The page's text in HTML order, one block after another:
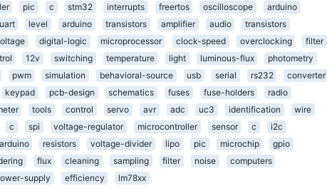
pic c stm32 interrupts freertos oscilloscope
arduino
uart level arduino transistors amplifier audio
transistors
digital-logic microprocessor clock-speed overclocking
filter
12v switching temperature light luminous-flux
photometry
pwm simulation behavioral-source usb serial rs232
converter
keypad pcb-design schematics fuses fuse-holders
radio
tools control servo avr adc uc3 identification
wire
c spi voltage-regulator microcontroller sensor c
i2c
arduino resistors voltage-divider lipo pic microchip
gpio
flux cleaning sampling filter noise
computers
supply efficiency lm78xx